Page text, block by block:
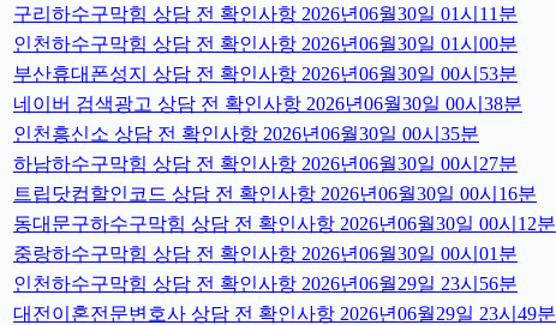
구리하수구막힘 상담 전 확인사항 2026년06월30일 01시11분
인천하수구막힘 상담 전 확인사항 2026년06월30일 01시00분
부산휴대폰성지 상담 전 확인사항 2026년06월30일 00시53분
네이버 검색광고 상담 전 확인사항 2026년06월30일 00시38분
인천흥신소 상담 전 확인사항 2026년06월30일 00시35분
하남하수구막힘 상담 전 확인사항 2026년06월30일 00시27분
트립닷컴할인코드 상담 전 확인사항 2026년06월30일 00시16분
동대문구하수구막힘 상담 전 확인사항 2026년06월30일 00시12분
중랑하수구막힘 상담 전 확인사항 2026년06월30일 00시01분
인천하수구막힘 상담 전 확인사항 2026년06월29일 23시56분
대전이혼전문변호사 상담 전 확인사항 2026년06월29일 23시49분